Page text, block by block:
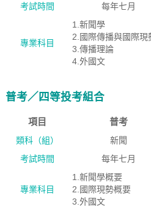
考試時間
每年七月
專業科目
1.新聞學
2.國際傳播與國際現
3.傳播理論
4.外國文
普考／四等投考組合
項目 普考
類科（組） 新聞
考試時間
每年七月
專業科目
1.新聞學概要
2.國際現勢概要
3.外國文